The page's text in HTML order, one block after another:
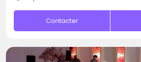
Contacter